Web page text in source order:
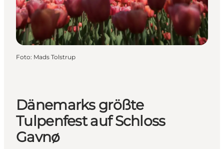
Foto: Mads Tolstrup
Dänemarks größte
Tulpenfest auf Schloss
Gavnø